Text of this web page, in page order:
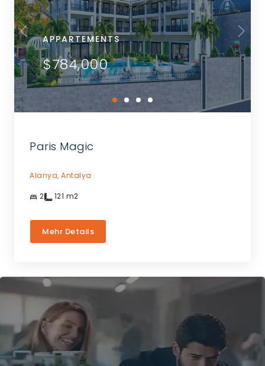
APPARTEMENTS
$784,000
Paris Magic
Alanya, Antalya
2 121 m2
Mehr Details